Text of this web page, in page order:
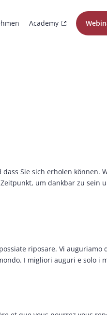
Academy
Sie sich erholen können.
um dankbar zu sein
riposare. Vi
I migliori auguri e solo i